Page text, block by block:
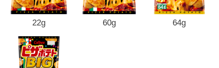
22g 60g 64g